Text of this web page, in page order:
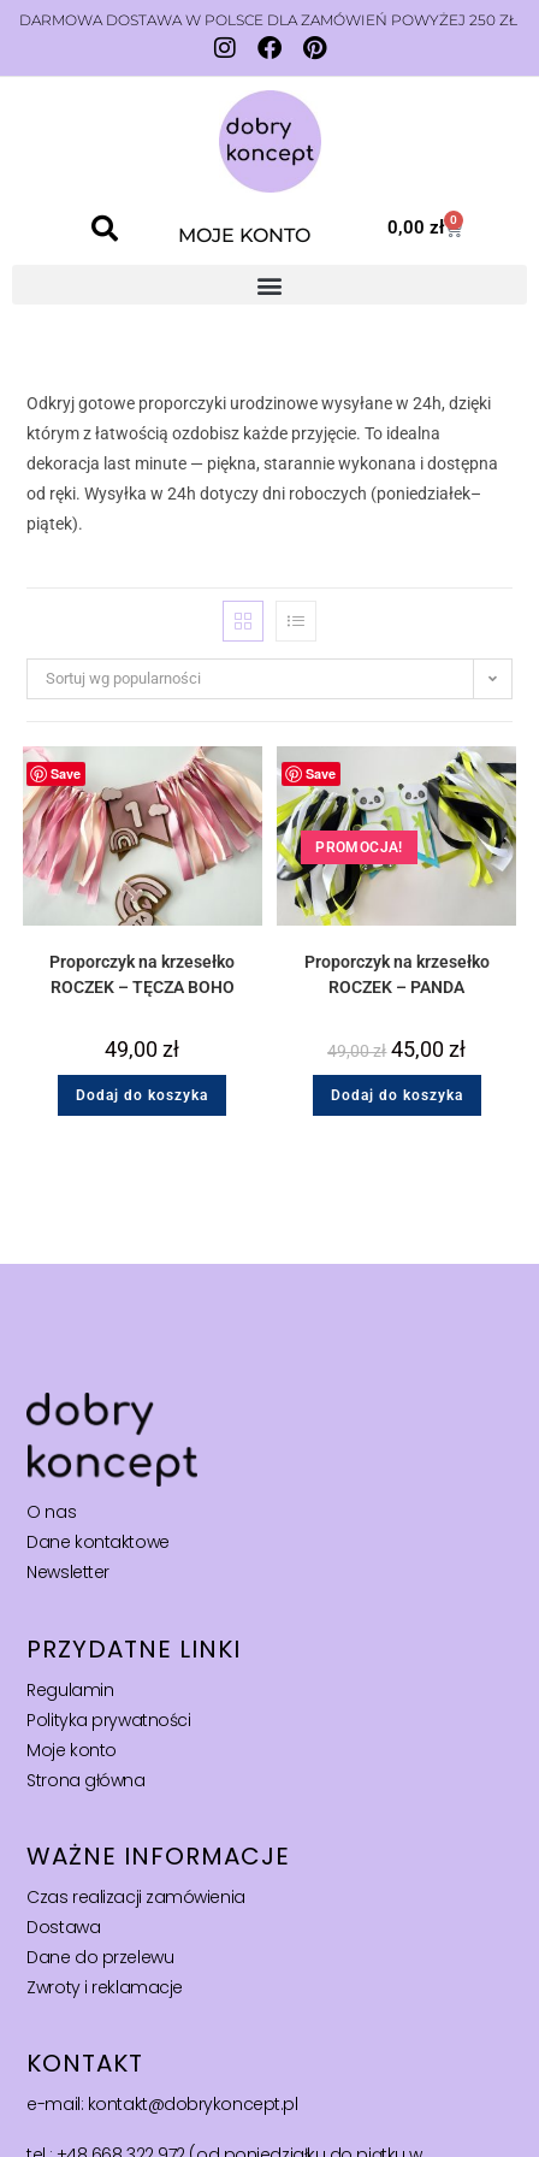
DARMOWA DOSTAWA W POLSCE DLA ZAMÓWIEŃ POWYŻEJ 250 ZŁ
MOJE KONTO 0,00zł 0
Odkryj gotowe proporczyki urodzinowe wysyłane w 24h, dzięki
którym z łatwością ozdobisz każde przyjęcie. To idealna
dekoracja last minute — piękna, starannie wykonana i dostępna
od ręki. Wysyłka w 24h dotyczy dni roboczych (poniedziałek–
piątek).
Sortuj wg popularności
Save
Proporczyk na krzesełko
ROCZEK – TĘCZA BOHO
49,00zł
Dodaj do koszyka
Save
PROMOCJA!
Proporczyk na krzesełko
ROCZEK – PANDA
49,00zł 45,00zł
Dodaj do koszyka
O nas
Dane kontaktowe
Newsletter
PRZYDATNE LINKI
Regulamin
Polityka prywatności
Moje konto
Strona główna
WAŻNE INFORMACJE
Czas realizacji zamówienia
Dostawa
Dane do przelewu
Zwroty i reklamacje
KONTAKT
e-mail: kontakt@dobrykoncept.pl